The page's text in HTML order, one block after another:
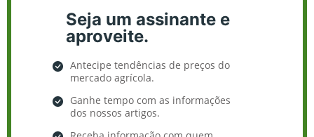
Seja um assinante e
aproveite.
Antecipe tendências de preços do
mercado agrícola.
Ganhe tempo com as informações
dos nossos artigos.